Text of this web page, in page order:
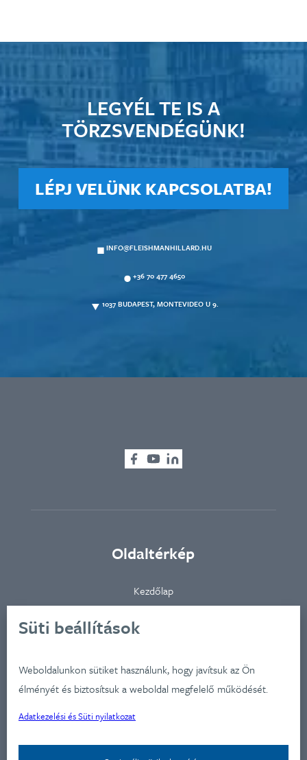
Süti beállítások
Weboldalunkon sütiket használunk, hogy javítsuk az Ön
élményét és biztosítsuk a weboldal megfelelő működését.
Adatkezelési és Süti nyilatkozat
LEGYÉL TE IS A
TÖRZSVENDÉGÜNK!
LÉPJ VELÜNK KAPCSOLATBA!
INFO@FLEISHMANHILLARD.HU
+36 70 477 4650
1037 BUDAPEST, MONTEVIDEO U 9.
Oldaltérkép
Kezdőlap
Ügynökségünkről
Ügyfeleink
Szolgátatásaink
Munkáink